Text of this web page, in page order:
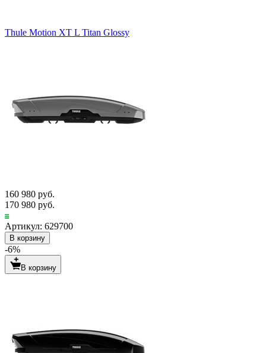
Thule Motion XT L Titan Glossy
160 980 руб.
170 980 руб.
Артикул: 629700
В корзину
-6%
В корзину